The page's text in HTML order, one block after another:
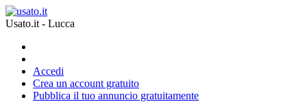
Usato.it - Lucca
Accedi
Crea un account gratuito
Pubblica il tuo annuncio gratuitamente